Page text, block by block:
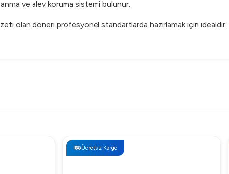
ve alev koruma sistemi bulunur.
olan döneri profesyonel standartlarda hazırlamak için
Ücretsiz Kargo